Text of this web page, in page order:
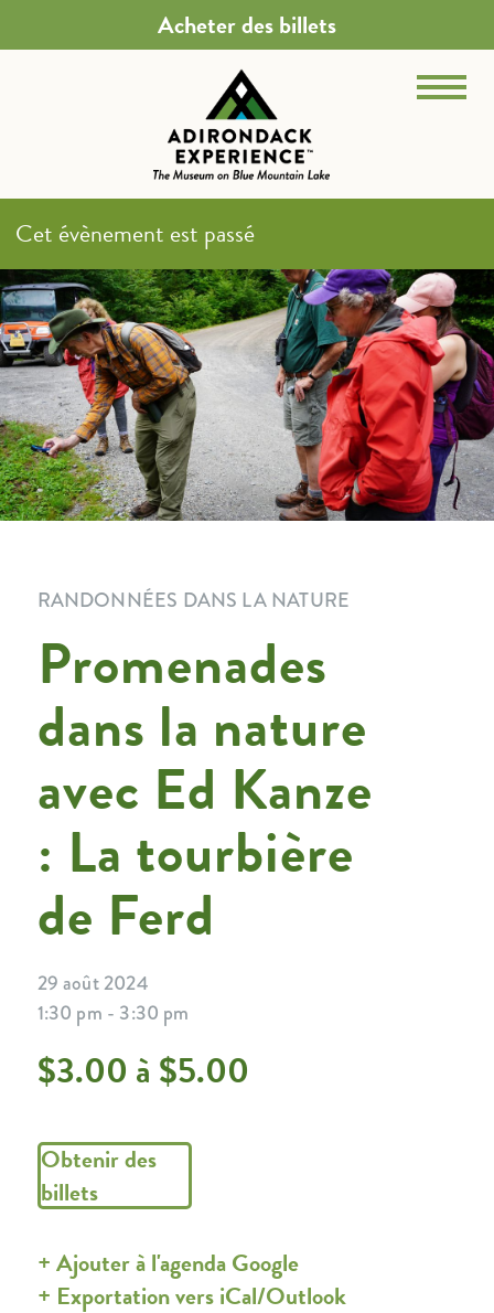
Acheter des billets
Cet évènement est passé
RANDONNÉES DANS LA NATURE
Promenades
dans la nature
avec Ed Kanze
: La tourbière
de Ferd
29 août 2024
1:30 pm - 3:30 pm
$3.00 à $5.00
Obtenir des
billets
+ Ajouter à l'agenda Google
+ Exportation vers iCal/Outlook